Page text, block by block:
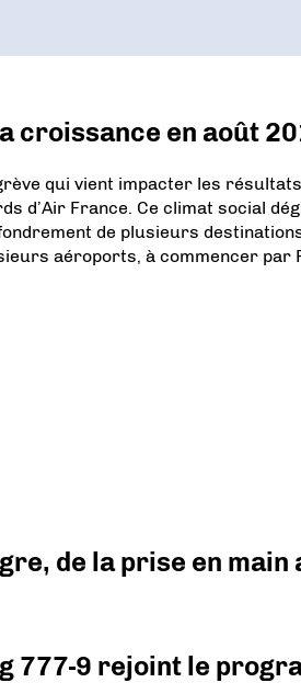
croissance en août
qui vient impacter les
d’Air France. Ce climat social
de plusieurs
aéroports, à commencer par
de la prise en
777-9 rejoint le